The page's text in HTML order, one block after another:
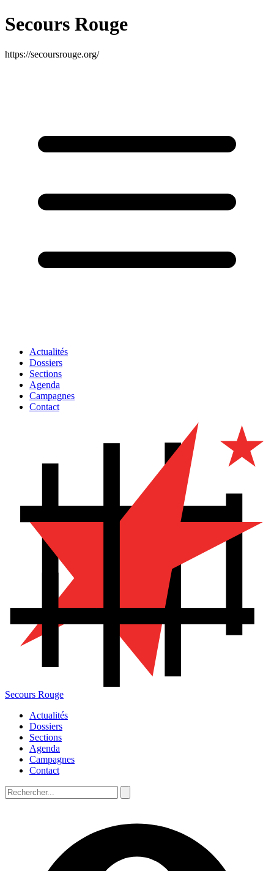
Secours Rouge
https://secoursrouge.org/
Actualités
Dossiers
Sections
Agenda
Campagnes
Contact
Secours Rouge
Actualités
Dossiers
Sections
Agenda
Campagnes
Contact